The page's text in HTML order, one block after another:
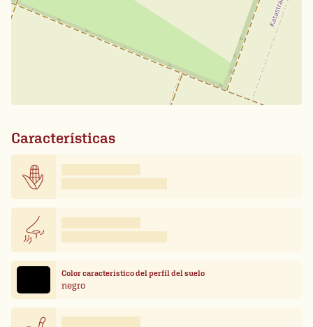
Características
Color característico del perfil del suelo
negro